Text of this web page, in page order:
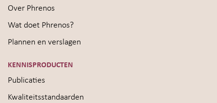
Over Phrenos
Wat doet Phrenos?
Plannen en verslagen
KENNISPRODUCTEN
Publicaties
Kwaliteitsstandaarden